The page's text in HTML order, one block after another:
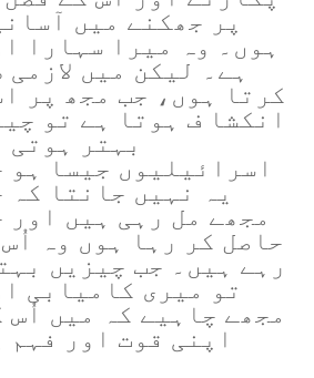
پر جھکنے میں
ہوں۔ وہ میرا سہارا
ہے۔ لیکن میں
کرتا ہوں، جب مجھ پر
انکشا ف ہوتا ہے تو
بہتر ہوتی
اسرائیلیوں جیسا ہو
یہ نہیں جانتا کہ
مجھے مل رہی ہیں اور
حاصل کر رہا ہوں وہ
رہے ہیں۔ جب چیزیں
تو میری کامیابی
مجھے چاہیے کہ میں اُس
اپنی قوت اور فہم